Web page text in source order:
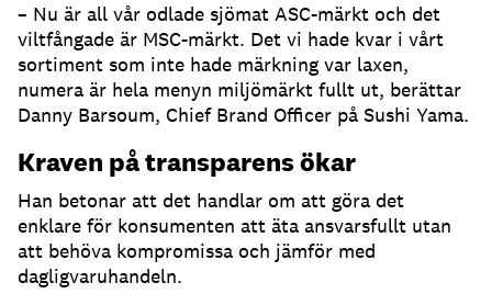
– Nu är all vår odlade sjömat ASC-märkt och det
viltfångade är MSC-märkt. Det vi hade kvar i vårt
sortiment som inte hade märkning var laxen,
numera är hela menyn miljömärkt fullt ut, berättar
Danny Barsoum, Chief Brand Officer på Sushi Yama.
Kraven på transparens ökar
Han betonar att det handlar om att göra det
enklare för konsumenten att äta ansvarsfullt utan
att behöva kompromissa och jämför med
dagligvaruhandeln.